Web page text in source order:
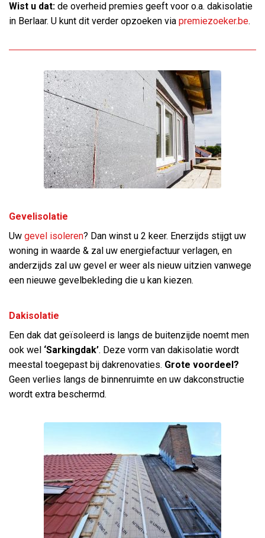
Wist u dat: de overheid premies geeft voor o.a. dakisolatie
in Berlaar. U kunt dit verder opzoeken via premiezoeker.be.
Gevelisolatie
Uw gevel isoleren? Dan winst u 2 keer. Enerzijds stijgt uw
woning in waarde & zal uw energiefactuur verlagen, en
anderzijds zal uw gevel er weer als nieuw uitzien vanwege
een nieuwe gevelbekleding die u kan kiezen.
Dakisolatie
Een dak dat geïsoleerd is langs de buitenzijde noemt men
ook wel ‘Sarkingdak’. Deze vorm van dakisolatie wordt
meestal toegepast bij dakrenovaties. Grote voordeel?
Geen verlies langs de binnenruimte en uw dakconstructie
wordt extra beschermd.